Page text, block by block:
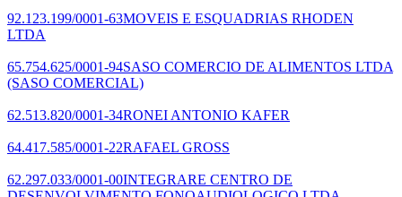
92.123.199/0001-63MOVEIS E ESQUADRIAS RHODEN
LTDA
65.754.625/0001-94SASO COMERCIO DE ALIMENTOS LTDA
(SASO COMERCIAL)
62.513.820/0001-34RONEI ANTONIO KAFER
64.417.585/0001-22RAFAEL GROSS
62.297.033/0001-00INTEGRARE CENTRO DE